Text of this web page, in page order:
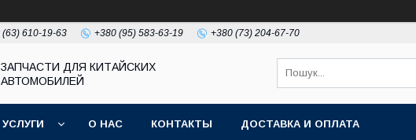
(63) 610-19-63 +380 (95) 583-63-19 +380 (73) 204-67-70
ЗАПЧАСТИ ДЛЯ КИТАЙСКИХ
АВТОМОБИЛЕЙ
О НАС КОНТАКТЫ ДОСТАВКА И ОПЛАТА